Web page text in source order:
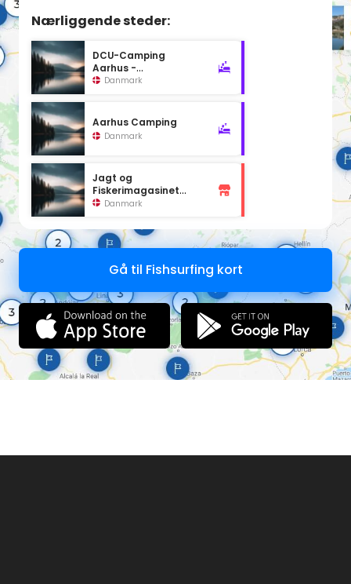
Nærliggende steder:
DCU-Camping
Aarhus -
Blommehaven
Danmark
Aarhus Camping
Danmark
Jagt og
Fiskerimagasinet
Aarhus
Danmark
Gå til Fishsurfing kort